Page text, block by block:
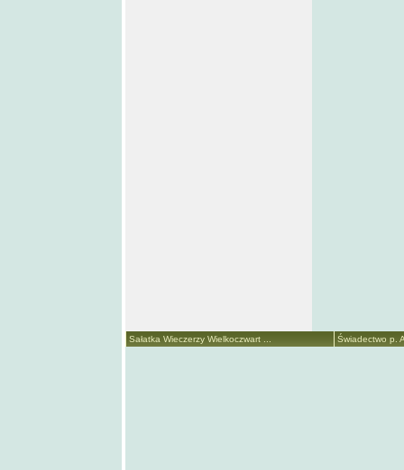
Sałatka Wieczerzy Wielkoczwart ... Świadectwo p.